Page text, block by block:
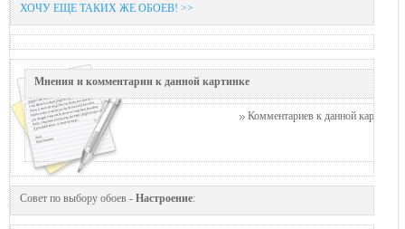
ХОЧУ ЕЩЕ ТАКИХ ЖЕ ОБОЕВ! >>
Мнения и комментарии к данной картинке
Комментариев к данной картинке
Совет по выбору обоев - Настроение: